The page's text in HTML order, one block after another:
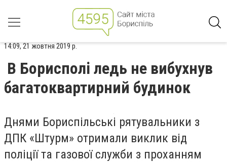
14:09, 21 жовтня 2019 р.
В Борисполі ледь не вибухнув
багатоквартирний будинок
Днями Бориспільські рятувальники з
ДПК «Штурм» отримали виклик від
поліції та газової служби з проханням